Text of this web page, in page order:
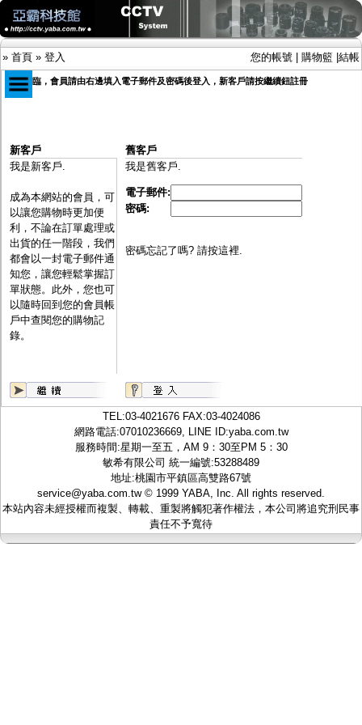
» 首頁 » 登入 您的帳號 購物籃 結帳
限時促銷特惠專案
IP網路攝影機及錄放影機
AHD DVR數位錄放影機
AHD半球型(適用屋內)
AHD中小型紅外線攝影機(適用騎樓、室內外)
AHD防護罩型攝影機(適用屋外，紅外線照射
距離遠）
AHD特殊功能型攝影機
旋轉型攝影機.旋轉台
傳統高解析攝影機
鏡頭
投光設備
網路設備
視訊轉換設備
雜訊改善器
分配放大器
懶人線.同軸線.花線
線頭.插座.延長線.HDMI線
變壓器.避雷器
歡迎光臨，會員請由右邊填入電子郵件及密碼後登入，新客戶請按繼續鈕註冊
新客戶
我是新客戶.
成為本網站的會員，可
以讓您購物時更加便
利，不論在訂單處理或
出貨的任一階段，我們
都會以一封電子郵件通
知您，讓您輕鬆掌握訂
單狀態。此外，您也可
以隨時回到您的會員帳
戶中查閱您的購物記
錄。
舊客戶
我是舊客戶.
電子郵件:
密碼:
密碼忘記了嗎? 請按這裡.
TEL:03-4021676FAX:03-4024086
網路電話:07010236669, LINE ID:yaba.com.tw
服務時間:星期一至五，AM 9：30至PM 5：30
敏希有限公司 統一編號:53288489
地址:桃園市平鎮區高雙路67號
service@yaba.com.tw© 1999 YABA, Inc. All rights reserved.
本站內容未經授權而複製、轉載、重製將觸犯著作權法，本公司將追究刑民事
責任不予寬待